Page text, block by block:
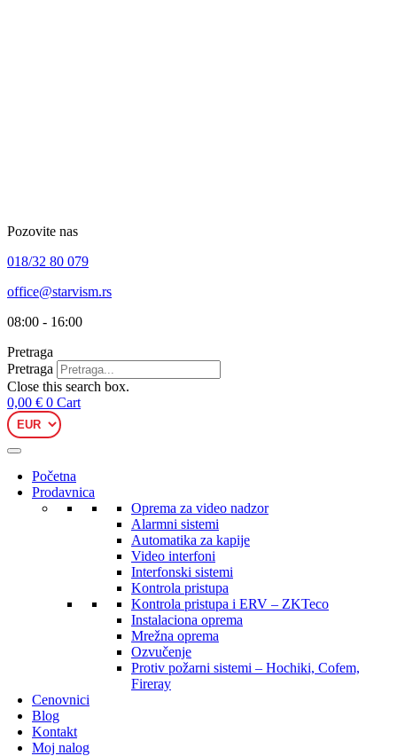
Pozovite nas
018/32 80 079
office@starvism.rs
08:00 - 16:00
Pretraga
Pretraga
Close this search box.
0,00 € 0 Cart
Početna
Prodavnica
Oprema za video nadzor
Alarmni sistemi
Automatika za kapije
Video interfoni
Interfonski sistemi
Kontrola pristupa
Kontrola pristupa i ERV – ZKTeco
Instalaciona oprema
Mrežna oprema
Ozvučenje
Protiv požarni sistemi – Hochiki, Cofem,
Fireray
Cenovnici
Blog
Kontakt
Moj nalog